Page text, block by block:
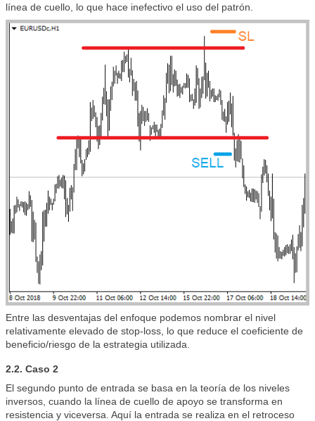
línea de cuello, lo que hace inefectivo el uso del patrón.
Entre las desventajas del enfoque podemos nombrar el nivel
relativamente elevado de stop-loss, lo que reduce el coeficiente de
beneficio/riesgo de la estrategia utilizada.
2.2. Caso 2
El segundo punto de entrada se basa en la teoría de los niveles
inversos, cuando la línea de cuello de apoyo se transforma en
resistencia y viceversa. Aquí la entrada se realiza en el retroceso